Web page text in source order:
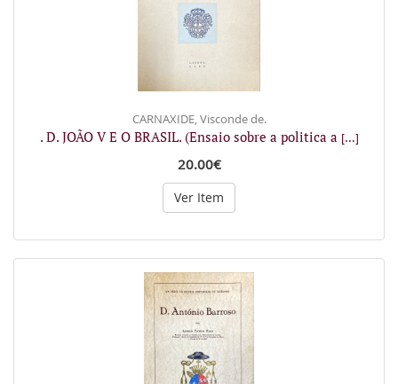
CARNAXIDE, Visconde de.
. D. JOÃO V E O BRASIL. (Ensaio sobre a politica a [...]
20.00€
Ver Item